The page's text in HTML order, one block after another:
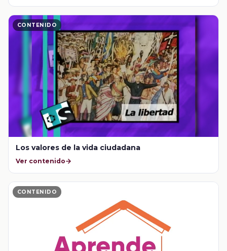
CONTENIDO
Los valores de la vida ciudadana
Ver contenido
CONTENIDO